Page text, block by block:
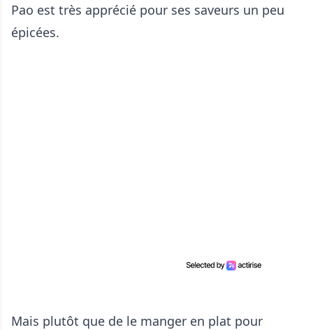
Pao est très apprécié pour ses saveurs un peu
épicées.
Mais plutôt que de le manger en plat pour